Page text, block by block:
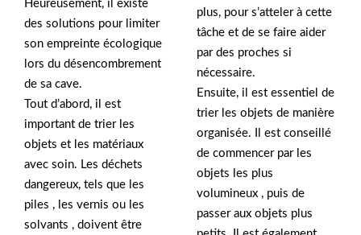
Heureusement, il existe
des solutions pour limiter
son empreinte écologique
lors du désencombrement
de sa cave.
Tout d’abord, il est
important de trier les
objets et les matériaux
avec soin. Les déchets
dangereux, tels que les
piles , les vernis ou les
solvants , doivent être
plus, pour s’atteler à cette
tâche et de se faire aider
par des proches si
nécessaire.
Ensuite, il est essentiel de
trier les objets de manière
organisée. Il est conseillé
de commencer par les
objets les plus
volumineux , puis de
passer aux objets plus